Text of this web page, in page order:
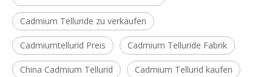
Cadmium Telluride zu verkaufen
Cadmiumtellurid Preis Cadmium Telluride Fabrik
China Cadmium Tellurid Cadmium Tellurid kaufen